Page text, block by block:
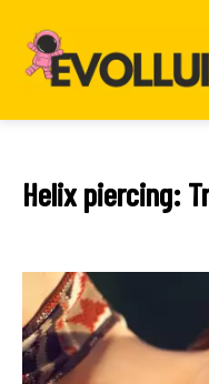
Helix piercing: